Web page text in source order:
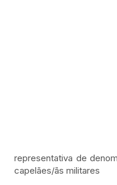
representativa de
capelães/ãs militares